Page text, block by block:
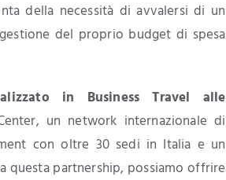
della necessità di avvalersi di un
del proprio budget di spesa
in Business Travel alle
un network internazionale di
con oltre 30 sedi in Italia e un
questa partnership, possiamo offrire